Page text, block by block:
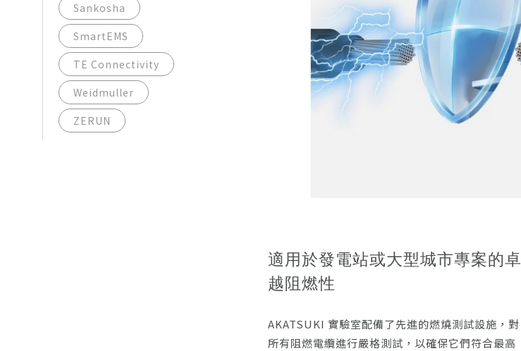
Sankosha
SmartEMS
TE Connectivity
Weidmuller
ZERUN
適用於發電站或大型城市專案的卓
越阻燃性
AKATSUKI 實驗室配備了先進的燃燒測試設施，對
所有阻燃電纜進行嚴格測試，以確保它們符合最高